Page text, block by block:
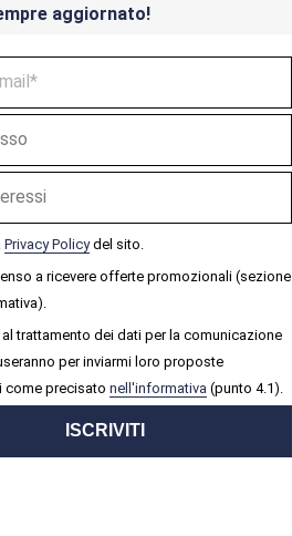
aggiornato!
Privacy Policydel sito.
a ricevere offerte promozionali (sezione
trattamento dei dati per la comunicazione
per inviarmi loro proposte
come precisato nell'informativa (punto 4.1).
ISCRIVITI